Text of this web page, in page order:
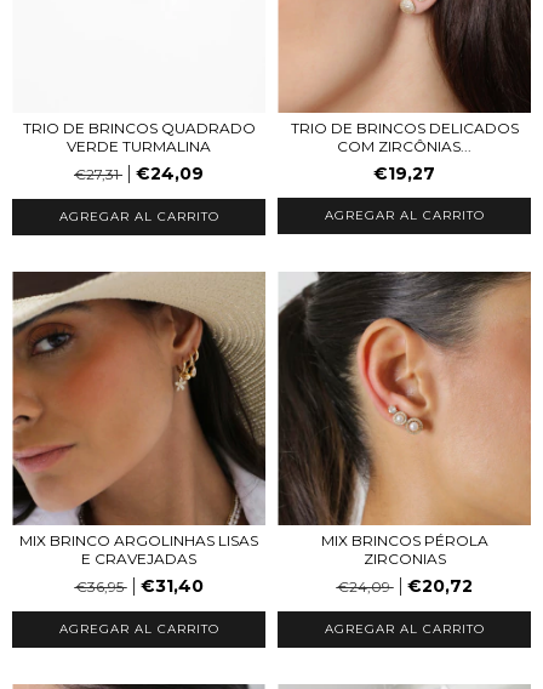
TRIO DE BRINCOS QUADRADO
VERDE TURMALINA
€27,31
€24,09
AGREGAR AL CARRITO
TRIO DE BRINCOS DELICADOS
COM ZIRCÔNIAS...
€19,27
AGREGAR AL CARRITO
MIX BRINCO ARGOLINHAS LISAS
E CRAVEJADAS
€36,95
€31,40
AGREGAR AL CARRITO
MIX BRINCOS PÉROLA
ZIRCONIAS
€24,09
€20,72
AGREGAR AL CARRITO